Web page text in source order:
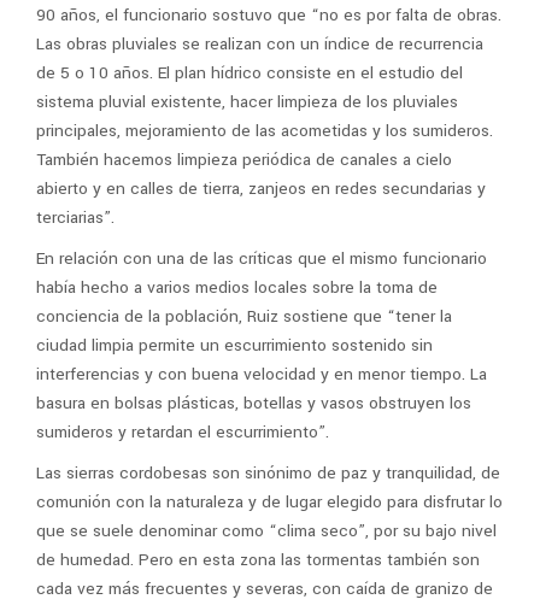
90 años, el funcionario sostuvo que “no es por falta de obras.
Las obras pluviales se realizan con un índice de recurrencia
de 5 o 10 años. El plan hídrico consiste en el estudio del
sistema pluvial existente, hacer limpieza de los pluviales
principales, mejoramiento de las acometidas y los sumideros.
También hacemos limpieza periódica de canales a cielo
abierto y en calles de tierra, zanjeos en redes secundarias y
terciarias”.
En relación con una de las críticas que el mismo funcionario
había hecho a varios medios locales sobre la toma de
conciencia de la población, Ruiz sostiene que “tener la
ciudad limpia permite un escurrimiento sostenido sin
interferencias y con buena velocidad y en menor tiempo. La
basura en bolsas plásticas, botellas y vasos obstruyen los
sumideros y retardan el escurrimiento”.
Las sierras cordobesas son sinónimo de paz y tranquilidad, de
comunión con la naturaleza y de lugar elegido para disfrutar lo
que se suele denominar como “clima seco”, por su bajo nivel
de humedad. Pero en esta zona las tormentas también son
cada vez más frecuentes y severas, con caída de granizo de